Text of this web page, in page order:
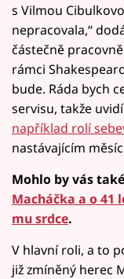
s Vilmou
nepracovala,“
částečně
rámci
bude. Ráda bych
servisu, takže
například rolí
nastávajícím
Mohlo by vás
Macháčka a o 41
mu srdce.
V hlavní roli, a to
již zmíněný herec